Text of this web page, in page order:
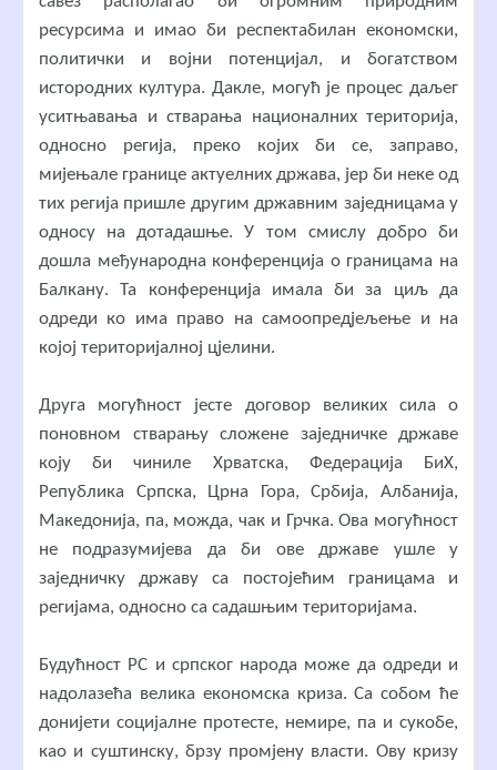
ресурсима и имао би респектабилан економски,
политички и војни потенцијал, и богатством
истородних култура. Дакле, могућ је процес даљег
уситњавања и стварања националних територија,
односно регија, преко којих би се, заправо,
мијењале границе актуелних држава, јер би неке од
тих регија пришле другим државним заједницама у
односу на дотадашње. У том смислу добро би
дошла међународна конференција о границама на
Балкану. Та конференција имала би за циљ да
одреди ко има право на самоопредјељење и на
којој територијалној цјелини.
Друга могућност јесте договор великих сила о
поновном стварању сложене заједничке државе
коју би чиниле Хрватска, Федерација БиХ,
Република Српска, Црна Гора, Србија, Албанија,
Македонија, па, можда, чак и Грчка. Ова могућност
не подразумијева да би ове државе ушле у
заједничку државу са постојећим границама и
регијама, односно са садашњим територијама.
Будућност РС и српског народа може да одреди и
надолазећа велика економска криза. Са собом ће
донијети социјалне протесте, немире, па и сукобе,
као и суштинску, брзу промјену власти. Ову кризу